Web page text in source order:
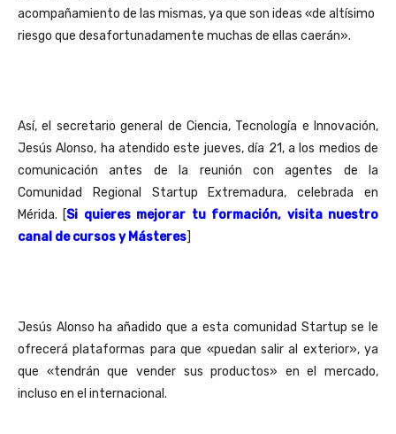
acompañamiento de las mismas, ya que son ideas «de altísimo
riesgo que desafortunadamente muchas de ellas caerán».
Así, el secretario general de Ciencia, Tecnología e Innovación,
Jesús Alonso, ha atendido este jueves, día 21, a los medios de
comunicación antes de la reunión con agentes de la
Comunidad Regional Startup Extremadura, celebrada en
Mérida. [Si quieres mejorar tu formación, visita nuestro
canal de cursos y Másteres]
Jesús Alonso ha añadido que a esta comunidad Startup se le
ofrecerá plataformas para que «puedan salir al exterior», ya
que «tendrán que vender sus productos» en el mercado,
incluso en el internacional.